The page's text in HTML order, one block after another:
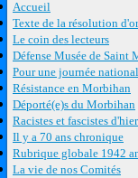
Accueil
Texte de la résolution
Le coin des lecteurs
Défense Musée de Saint
Pour une journée
Résistance en Morbihan
Déporté(e)s du Morbihan
Racistes et fascistes
Il y a 70 ans chronique
Rubrique globale 1942
La vie de nos Comités